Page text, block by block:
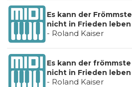
Es kann der Frömmste
nicht in Frieden leben
- Roland Kaiser
Es kann der frömmste
nicht in Frieden leben
- Roland Kaiser